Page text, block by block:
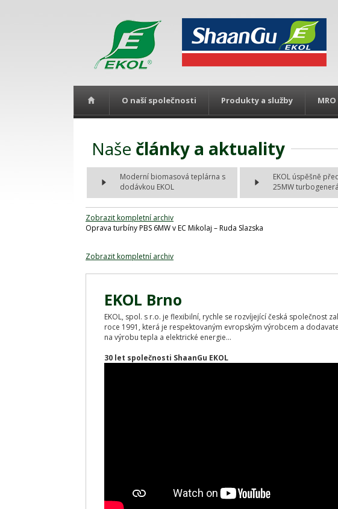
O naší společnosti Produkty a služby MRO
Naše články a aktuality
Moderní biomasová teplárna s
dodávkou EKOL
EKOL úspěšně
25MW
Zobrazit kompletní archiv
Oprava turbíny PBS 6MW v EC Mikolaj – Ruda Slazska
Zobrazit kompletní archiv
EKOL Brno
EKOL, spol. s r.o. je flexibilní, rychle se rozvíjející česká společnost
roce 1991, která je respektovaným evropským výrobcem a
na výrobu tepla a elektrické energie...
30 let společnosti ShaanGu EKOL